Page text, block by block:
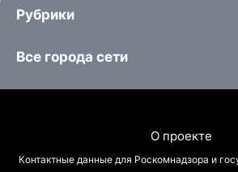
Рубрики
Все города сети
О проекте
Контактные данные для Роскомнадзора и